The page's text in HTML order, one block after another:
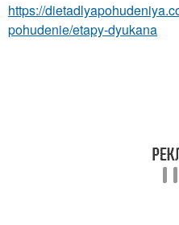
https://
pohudenie/etapy-dyukana